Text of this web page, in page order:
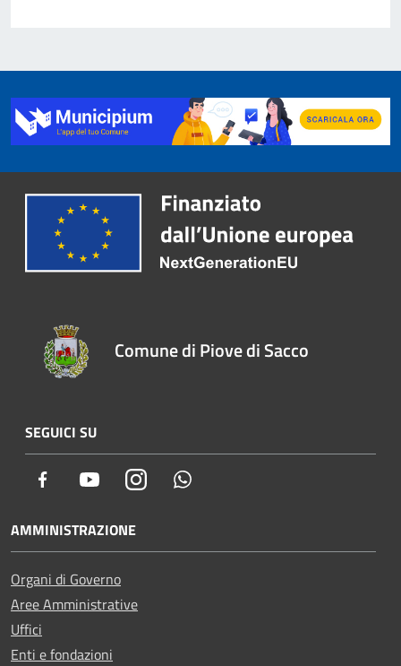
Comune di Piove di Sacco
SEGUICI SU
Facebook YoutubeInstagram
AMMINISTRAZIONE
Organi di Governo
Aree Amministrative
Uffici
Enti e fondazioni